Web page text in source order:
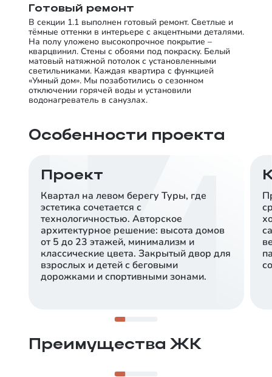
Готовый ремонт
В секции 1.1 выполнен готовый ремонт. Светлые и
тёмные оттенки в интерьере с акцентными деталями.
На полу уложено высокопрочное покрытие –
кварцвинил. Стены с обоями под покраску. Белый
матовый натяжной потолок с установленными
светильниками. Каждая квартира с функцией
«Умный дом». Мы позаботились о сезонном
отключении горячей воды и установили
водонагреватель в санузлах.
Особенности проекта
Проект
Квартал на левом берегу Туры, где
эстетика сочетается с
технологичностью. Авторское
архитектурное решение: высота домов
от 5 до 23 этажей, минимализм и
классические цвета. Закрытый двор для
взрослых и детей с беговыми
дорожками и спортивными зонами.
Преимущества ЖК
Сердце развивающегося 5-го Заречного